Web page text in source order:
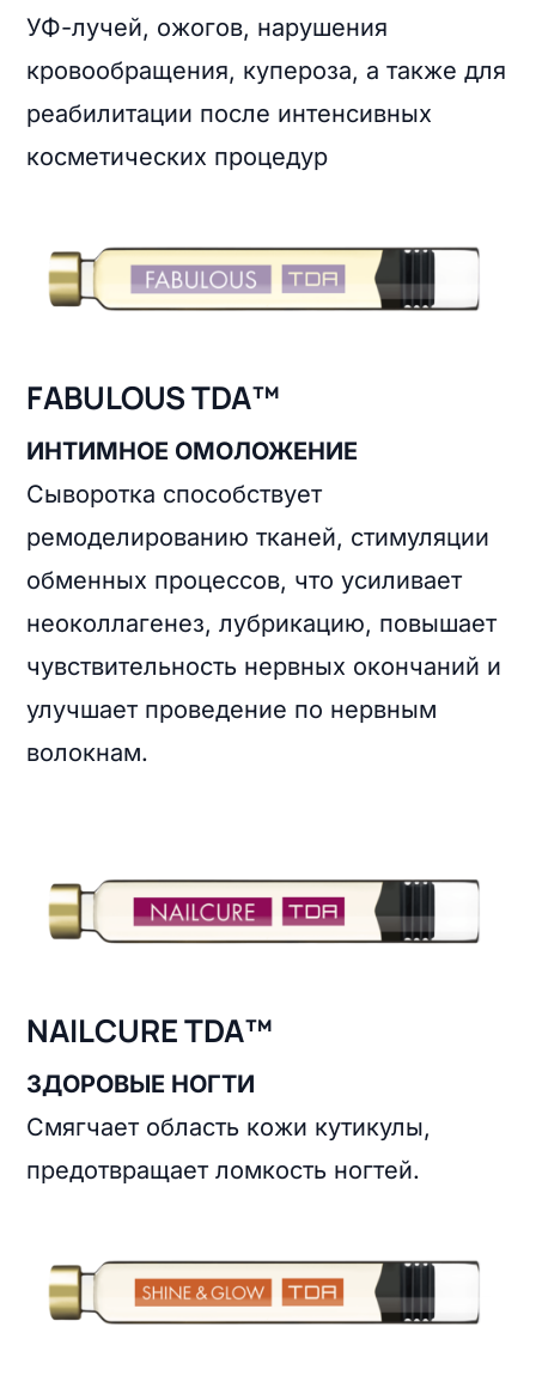
УФ-лучей, ожогов, нарушения
кровообращения, купероза, а также для
реабилитации после интенсивных
косметических процедур
FABULOUS TDA™
ИНТИМНОЕ ОМОЛОЖЕНИЕ
Сыворотка способствует
ремоделированию тканей, стимуляции
обменных процессов, что усиливает
неоколлагенез, лубрикацию, повышает
чувствительность нервных окончаний и
улучшает проведение по нервным
волокнам.
NAILCURE TDA™
ЗДОРОВЫЕ НОГТИ
Смягчает область кожи кутикулы,
предотвращает ломкость ногтей.